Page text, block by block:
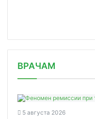
ВРАЧАМ
5 августа 2026